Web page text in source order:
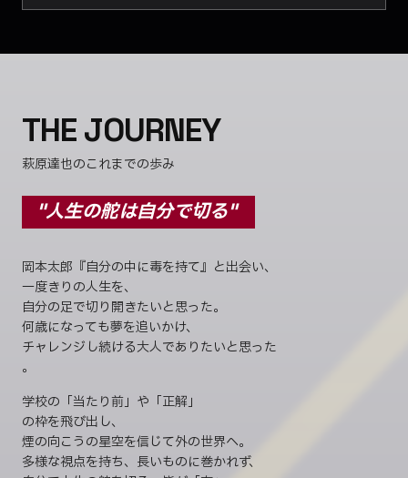
THE JOURNEY
萩原達也のこれまでの歩み
"人生の舵は自分で切る"
岡本太郎『自分の中に毒を持て』と出会い、
一度きりの人生を、
自分の足で切り開きたいと思った。
何歳になっても夢を追いかけ、
チャレンジし続ける大人でありたいと思った
。
学校の「当たり前」や「正解」
の枠を飛び出し、
煙の向こうの星空を信じて外の世界へ。
多様な視点を持ち、長いものに巻かれず、